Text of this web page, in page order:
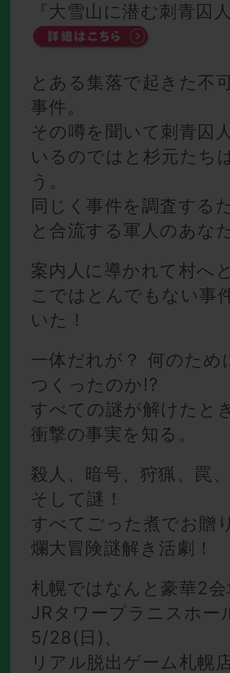
『大雪山に潜む刺青囚
とある集落で起きた不
事件。
その噂を聞いて刺青囚
いるのではと杉元たち
う。
同じく事件を調査する
と合流する軍人のあな
案内人に導かれて村へ
こではとんでもない事
いた！
一体だれが？ 何のため
つくったのか!?
すべての謎が解けたと
衝撃の事実を知る。
殺人、暗号、狩猟、罠
そして謎！
すべてごった煮でお贈
爛大冒険謎解き活劇！
札幌ではなんと豪華2
JRタワープラニスホー
5/28(日)、
リアル脱出ゲーム札幌